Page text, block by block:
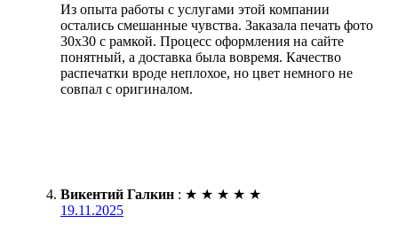
Из опыта работы с услугами этой компании
остались смешанные чувства. Заказала печать фото
30х30 с рамкой. Процесс оформления на сайте
понятный, а доставка была вовремя. Качество
распечатки вроде неплохое, но цвет немного не
совпал с оригиналом.
Викентий Галкин : ★ ★ ★ ★ ★
19.11.2025